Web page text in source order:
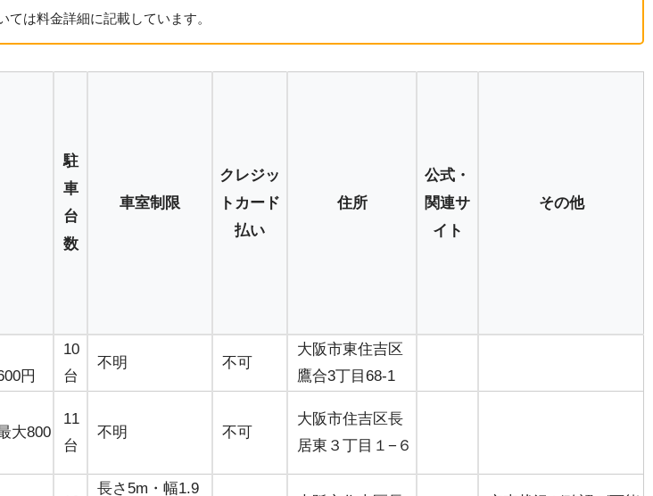
は料金詳細に記載しています。
駐
車
台
数
車室制限
クレジッ
トカード
払い
住所
公式・
関連サ
イト
その他
円
10
台
不明 不可
大阪市東住吉区
鷹合3丁目68-1
大800
11
台
不明 不可
大阪市住吉区長
居東３丁目１−６
長さ5m・幅1.9